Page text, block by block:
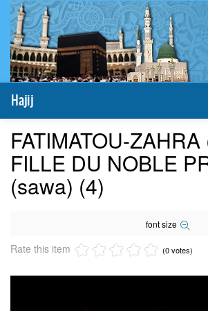
Hajij
FATIMATOU-
FILLE DU NOBLE
(sawa) (4)
font size
Rate this item (0 votes)